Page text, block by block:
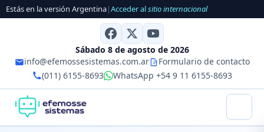
Estás en la versión Argentina|Acceder alsitio internacional
Sábado 8 de agosto de 2026
info@efemossesistemas.com.ar
Formulario de contacto
(011) 6155-8693
WhatsApp +54 9 11 6155-8693